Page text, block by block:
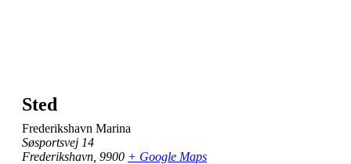
Sted
Frederikshavn Marina
Søsportsvej 14
Frederikshavn 9900 + Google Maps